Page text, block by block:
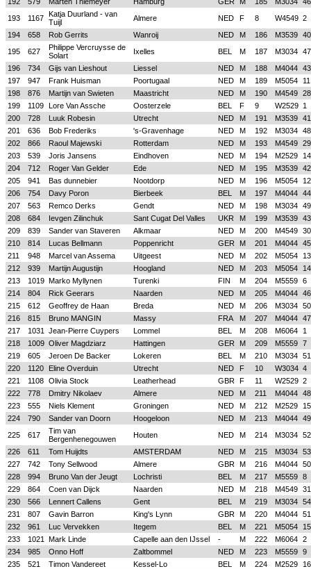
193
1167 Katja Duurland - van
Tuijl
Almere NED F 8 W4549 2
194
658 Rob Gerrits Wanroij NED M 186 M3539 40
195
627
Philippe Vercruysse de
Solart
Ixelles BEL M 187 M3034 47
196
734 Gijs van Lieshout Liessel NED M 188 M4044 43
197
947 Frank Huisman Poortugaal NED M 189 M5054
11
198
876 Martijn van Swieten Maastricht NED M 190 M4549 28
199
1109 Lore Van Assche Oosterzele BEL F 9 W2529 1
200
728 Luuk Robesin Utrecht NED M 191 M3539 41
201
636 Bob Frederiks 's-Gravenhage NED M 192 M3034 48
202
866 Raoul Majewski Rotterdam NED M 193 M4549 29
203
539 Joris Jansens Eindhoven NED M 194 M2529
14
204
712 Roger Van Gelder Ede NED M 195 M3539 42
205
941 Bas dunnebier Nootdorp NED M 196 M5054
12
206
754 Davy Poron Bierbeek BEL M 197 M4044 44
207
563 Remco Derks Gendt NED M 198 M3034 49
208
684 Ievgen Zilinchuk Sant Cugat Del Valles UKR M 199 M3539 43
209
839 Sander van Staveren Alkmaar NED M 200 M4549 30
210
814 Lucas Bellmann Poppenricht GER M 201 M4044 45
211
948 Marcel van Assema Uitgeest NED M 202 M5054
13
212
939 Martijn Augustijn Hoogland NED M 203 M5054
14
213
1019 Marko Myllynen Turenki FIN M 204 M5559 6
214
804 Rick Geerars Naarden NED M 205 M4044 46
215
612 Geoffrey de Haan Breda NED M 206 M3034 50
216
815 Bruno MANGIN Massy FRA M 207 M4044 47
217
1031 Jean-Pierre Cuypers Lommel BEL M 208 M6064
1
218
1009 Oliver Magdziarz Hattingen GER M 209 M5559 7
219
605 Jeroen De Backer Lokeren BEL M 210 M3034 51
220
1120 Eline Overduin Utrecht NED F 10 W3034 4
221
1108 Olivia Stock Leatherhead GBR F 11 W2529 2
222
778 Dmitry Nikolaev Almere NED M 211 M4044 48
223
555 Niels Klement Groningen NED M 212 M2529
15
224
790 Sander van Doorn Hoogeloon NED M 213 M4044 49
225
617
Tim van
Bergenhenegouwen
Houten NED M 214 M3034 52
226
611 Tom Huijdts AMSTERDAM NED M 215 M3034 53
227
742 Tony Sellwood Almere GBR M 216 M4044 50
228
994 Bruno Van der Jeugt Lochristi BEL M 217 M5559 8
229
864 Coen van Dijck Naarden NED M 218 M4549 31
230
566 Lennert Callens Gent BEL M 219 M3034 54
231
807 Gavin Barron King's Lynn GBR M 220 M4044 51
232
961 Luc Vervekken Itegem BEL M 221 M5054
15
233
1021 Mark Linde Capelle aan den IJssel - M 222 M6064 2
234
985 Onno Hoff Zaltbommel NED M 223 M5559 9
235
521 Timon Vandereet Kessel-Lo BEL M 224 M2529
16